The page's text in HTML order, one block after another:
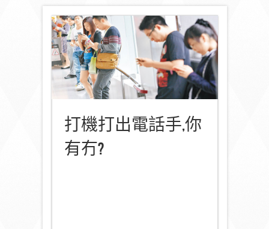
打機打出電話手,你
有冇?